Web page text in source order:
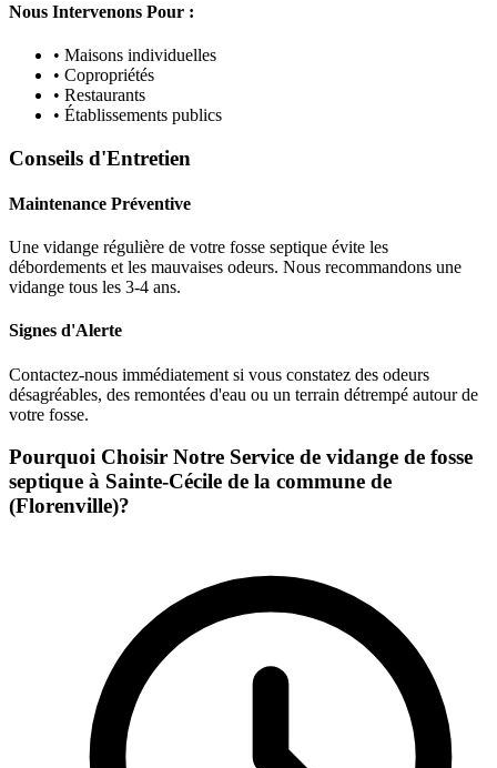
Nous Intervenons Pour :
• Maisons individuelles
• Copropriétés
• Restaurants
• Établissements publics
Conseils d'Entretien
Maintenance Préventive
Une vidange régulière de votre fosse septique évite les
débordements et les mauvaises odeurs. Nous recommandons une
vidange tous les 3-4 ans.
Signes d'Alerte
Contactez-nous immédiatement si vous constatez des odeurs
désagréables, des remontées d'eau ou un terrain détrempé autour de
votre fosse.
Pourquoi Choisir Notre Service de vidange de fosse
septique à Sainte-Cécile de la commune de
(Florenville)?